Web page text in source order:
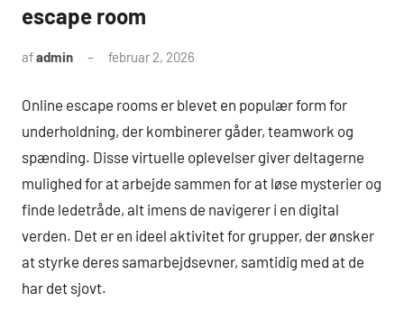
escape room
afadmin februar 2, 2026
Online escape rooms er blevet en populær form for
underholdning, der kombinerer gåder, teamwork og
spænding. Disse virtuelle oplevelser giver deltagerne
mulighed for at arbejde sammen for at løse mysterier og
finde ledetråde, alt imens de navigerer i en digital
verden. Det er en ideel aktivitet for grupper, der ønsker
at styrke deres samarbejdsevner, samtidig med at de
har det sjovt.